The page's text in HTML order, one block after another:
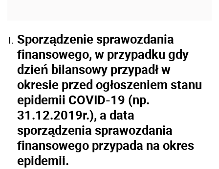
Sporządzenie sprawozdania
finansowego, w przypadku gdy
dzień bilansowy przypadł w
okresie przed ogłoszeniem stanu
epidemii COVID-19 (np.
31.12.2019r.), a data
sporządzenia sprawozdania
finansowego przypada na okres
epidemii.